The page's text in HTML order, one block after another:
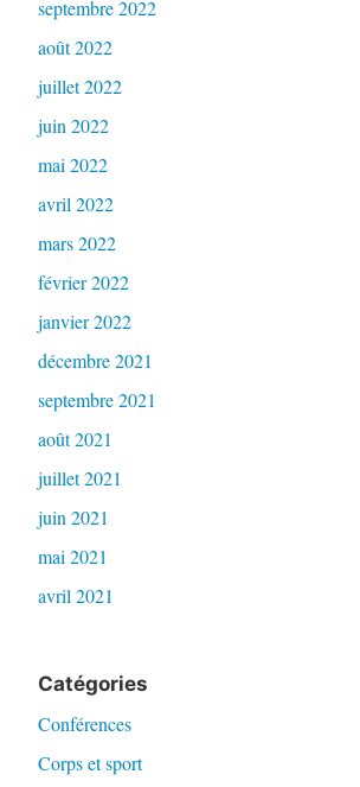
septembre 2022
août 2022
juillet 2022
juin 2022
mai 2022
avril 2022
mars 2022
février 2022
janvier 2022
décembre 2021
septembre 2021
août 2021
juillet 2021
juin 2021
mai 2021
avril 2021
Catégories
Conférences
Corps et sport